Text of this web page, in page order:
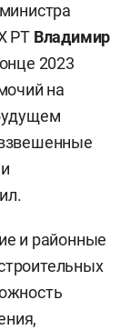
РТ Владимир
2023
на
и районные